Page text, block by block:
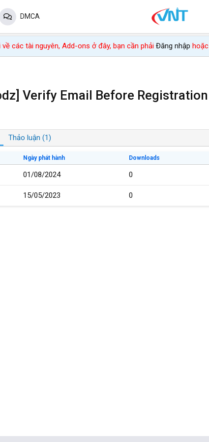
DMCA
các tài nguyên, Add-ons ở đây, bạn cần phải Đăng nhập hoặc
Verify Email Before Registration
Thảo luận (1)
Ngày phát hành Downloads
01/08/2024 0
15/05/2023 0